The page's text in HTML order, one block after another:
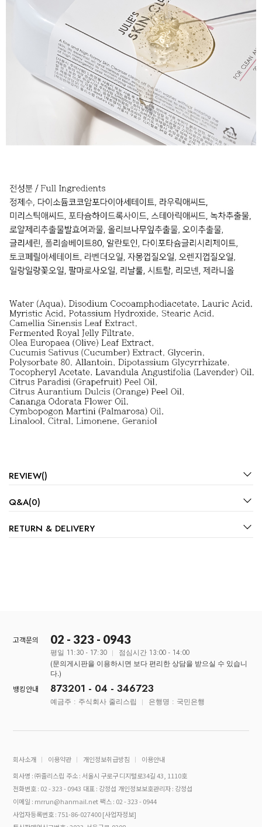
REVIEW()
Q&A(0)
RETURN & DELIVERY
고객문의 02 - 323 - 0943
평일 11:30 - 17:30 점심시간 13:00 - 14:00
(문의게시판을 이용하시면 보다 편리한 상담을 받으실 수 있습니
다.)
뱅킹안내
873201 - 04 - 346723
예금주 : 주식회사 줄리스립 은행명 : 국민은행
회사소개 이용약관 개인정보취급방침
이용안내
회사명 : ㈜줄리스립 주소 : 서울시 구로구 디지털로34길 43, 1110호
전화번호 : 02 - 323 - 0943 대표 : 강정섭 개인정보보호관리자 : 강정섭
이메일 : mrrun@hanmail.net 팩스 : 02 - 323 - 0944
사업자등록번호 : 751-86-027400[사업자정보]